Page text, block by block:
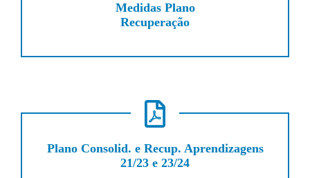
Medidas Plano
Recuperação
Plano Consolid. e Recup. Aprendizagens
21/23 e 23/24